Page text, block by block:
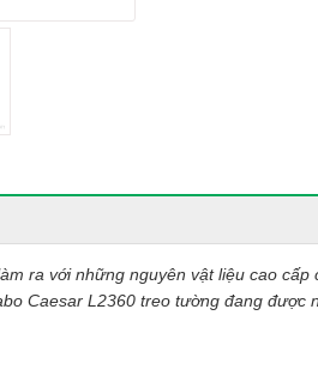
ra với những nguyên vật liệu cao cấp
Caesar L2360 treo tường đang được